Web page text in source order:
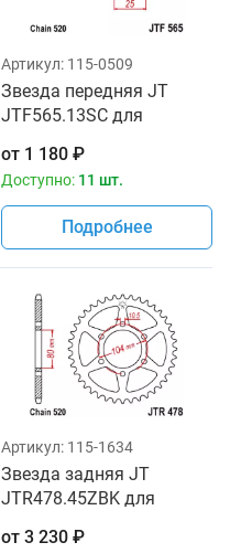
Артикул: 115-0509
Звезда передняя JT
JTF565.13SC для
от 1 180 ₽
Доступно: 11 шт.
Подробнее
Артикул: 115-1634
Звезда задняя JT
JTR478.45ZBK для
от 3 230 ₽